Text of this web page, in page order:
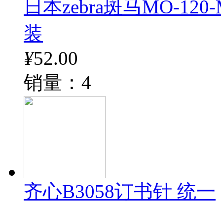
日本zebra斑马MO-
装
¥52.00
销量：4
齐心B3058订书针 统一